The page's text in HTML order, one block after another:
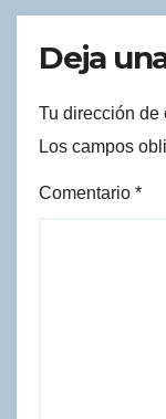
Deja
Tu dirección de
Los campos
Comentario *